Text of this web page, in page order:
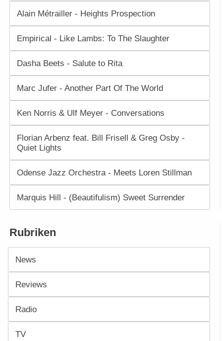
Alain Métrailler - Heights Prospection
Empirical - Like Lambs: To The Slaughter
Dasha Beets - Salute to Rita
Marc Jufer - Another Part Of The World
Ken Norris & Ulf Meyer - Conversations
Florian Arbenz feat. Bill Frisell & Greg Osby -
Quiet Lights
Odense Jazz Orchestra - Meets Loren Stillman
Marquis Hill - (Beautifulism) Sweet Surrender
Rubriken
News
Reviews
Radio
TV